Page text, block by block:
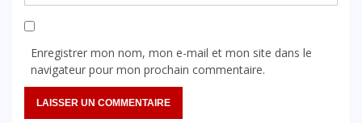
Enregistrer mon nom, mon e-mail et mon site dans le
navigateur pour mon prochain commentaire.